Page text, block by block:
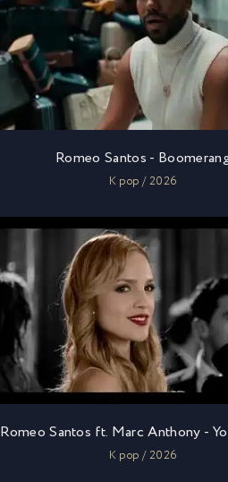
Romeo Santos -
K pop / 2026
Romeo Santos ft. Marc Anthony -
K pop / 2026